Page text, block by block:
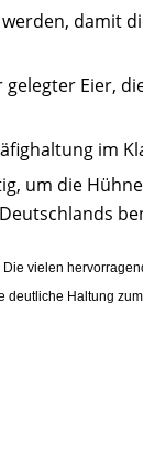
damit
Eier,
im
um die
vielen
Haltung